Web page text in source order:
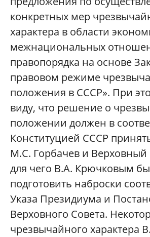
конкретных мер
характера в области
межнациональных
правопорядка на основе
правовом режиме
положения в СССР». При
виду, что решение о
положении должен в
Конституцией СССР
М.С. Горбачев и Верховный
для чего В.А. Крючковым
подготовить наброски
Указа Президиума и
Верховного Совета.
чрезвычайного характера